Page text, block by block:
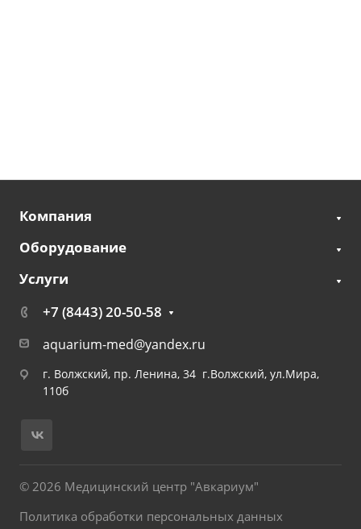
Компания
Оборудование
Услуги
+7 (8443) 20-50-58
aquarium-med@yandex.ru
г. Волжский, пр. Ленина, 34 г.Волжский, ул.Мира,
110б
© 2026 Медицинский центр "Авкариум"
Политика обработки персональных данных